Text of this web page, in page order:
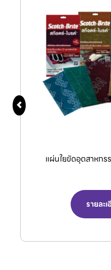
กรรไกรตัดลมอุตสา
รายละ